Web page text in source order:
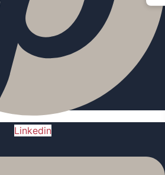
Linkedin